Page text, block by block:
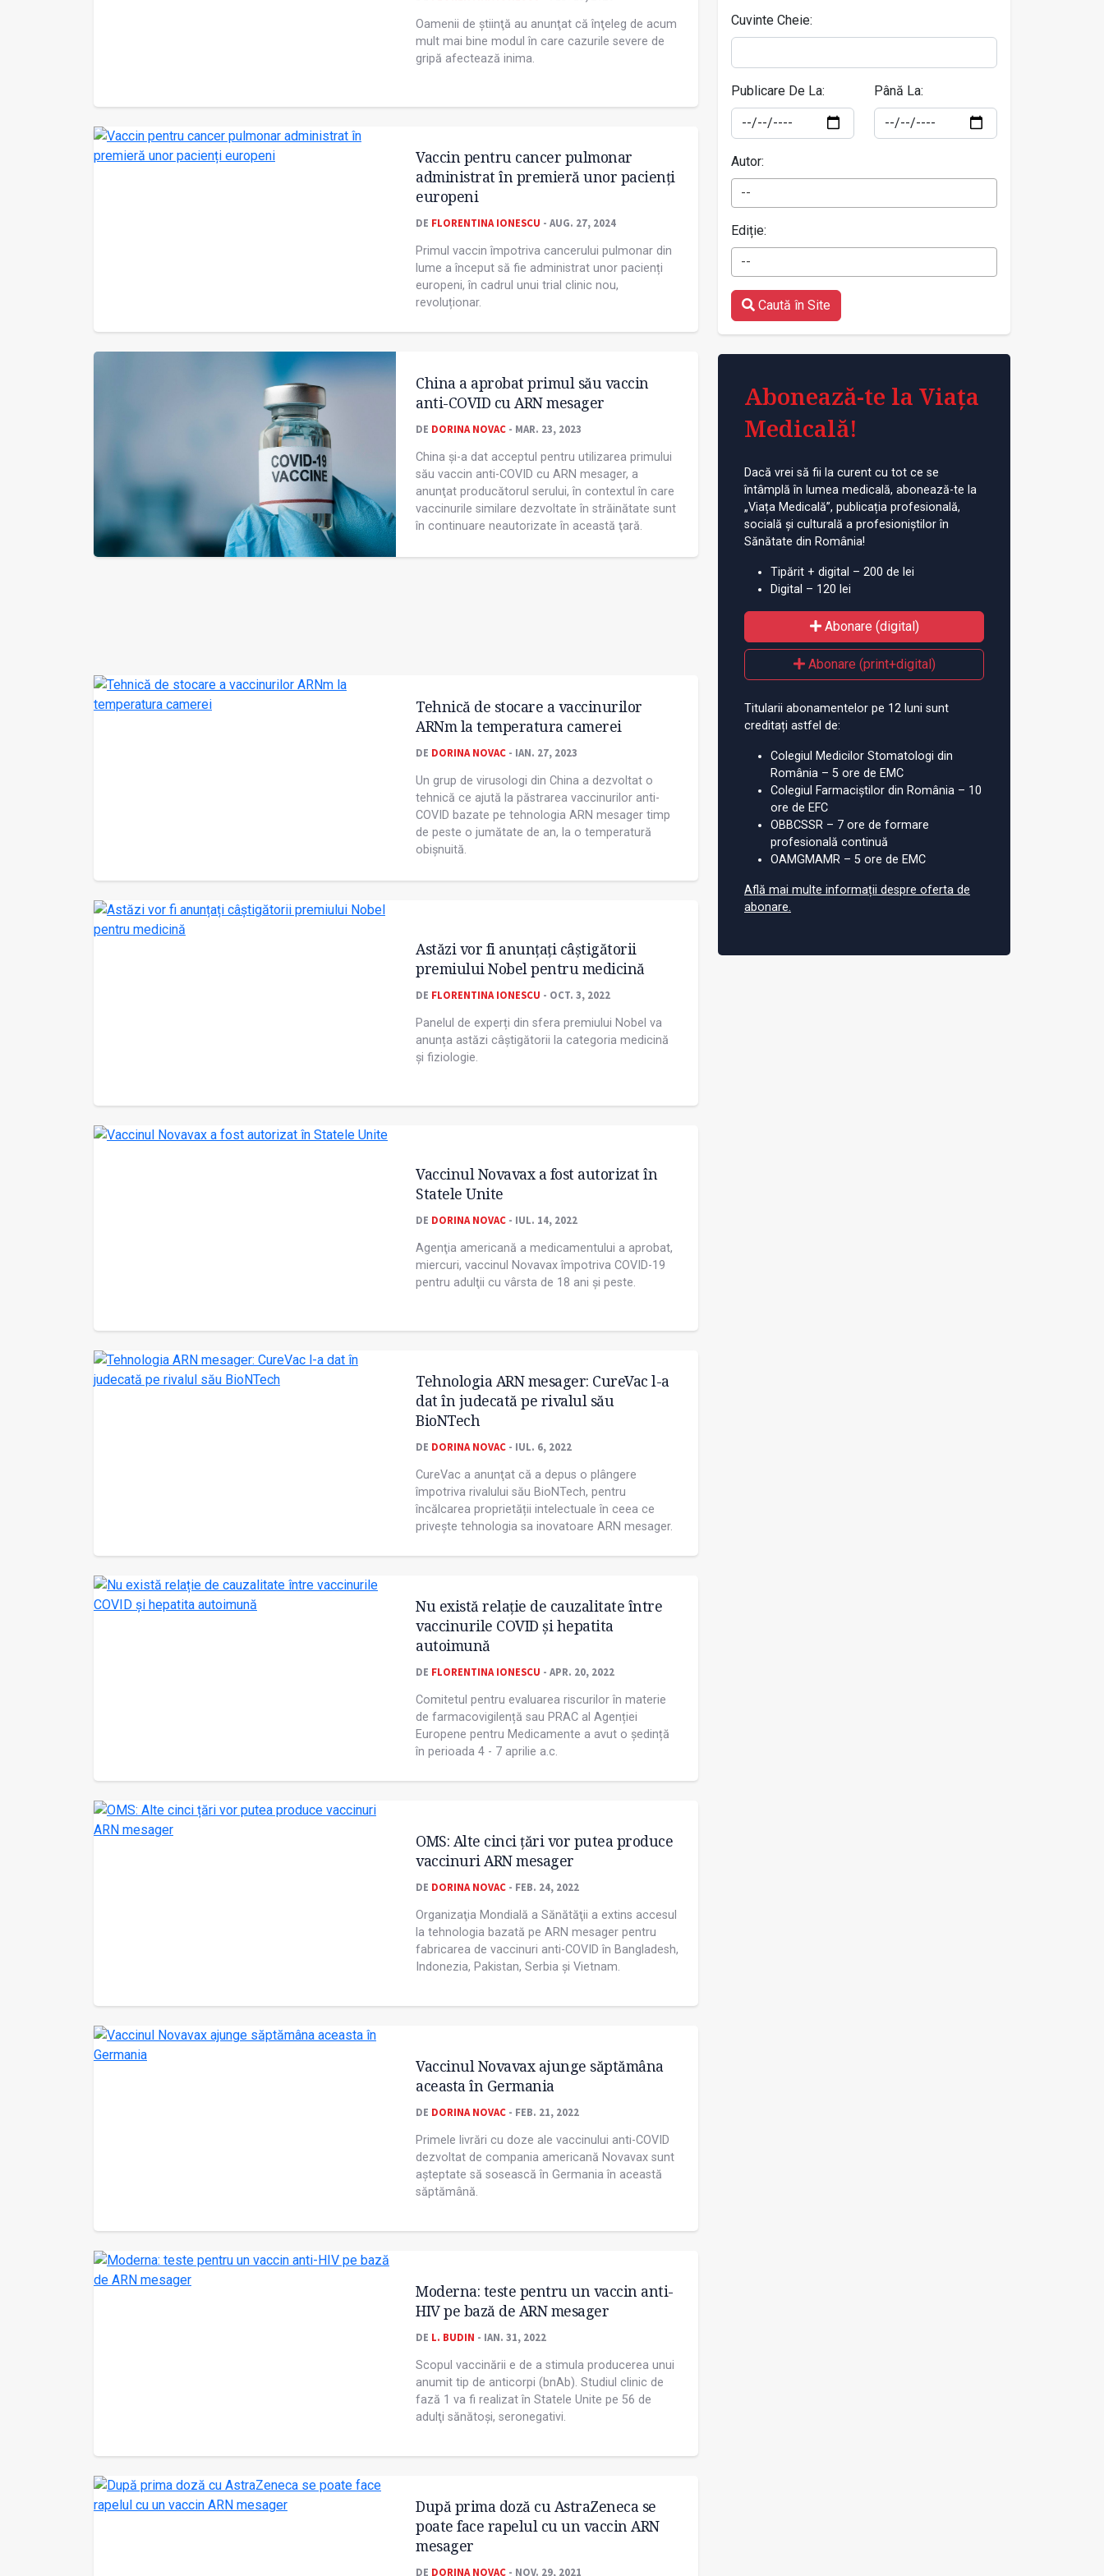
Oamenii de ştiinţă au anunţat că înţeleg de acum
mult mai bine modul în care cazurile severe de
gripă afectează inima.
Vaccin pentru cancer pulmonar
administrat în premieră unor pacienți
europeni
DE FLORENTINA IONESCU - AUG. 27, 2024
Primul vaccin împotriva cancerului pulmonar din
lume a început să fie administrat unor pacienți
europeni, în cadrul unui trial clinic nou,
revoluționar.
China a aprobat primul său vaccin
anti-COVID cu ARN mesager
DE DORINA NOVAC - MAR. 23, 2023
China şi-a dat acceptul pentru utilizarea primului
său vaccin anti-COVID cu ARN mesager, a
anunţat producătorul serului, în contextul în care
vaccinurile similare dezvoltate în străinătate sunt
în continuare neautorizate în această ţară.
Tehnică de stocare a vaccinurilor
ARNm la temperatura camerei
DE DORINA NOVAC - IAN. 27, 2023
Un grup de virusologi din China a dezvoltat o
tehnică ce ajută la păstrarea vaccinurilor anti-
COVID bazate pe tehnologia ARN mesager timp
de peste o jumătate de an, la o temperatură
obişnuită.
Astăzi vor fi anunțați câștigătorii
premiului Nobel pentru medicină
DE FLORENTINA IONESCU - OCT. 3, 2022
Panelul de experți din sfera premiului Nobel va
anunța astăzi câștigătorii la categoria medicină
și fiziologie.
Vaccinul Novavax a fost autorizat în
Statele Unite
DE DORINA NOVAC - IUL. 14, 2022
Agenţia americană a medicamentului a aprobat,
miercuri, vaccinul Novavax împotriva COVID-19
pentru adulţii cu vârsta de 18 ani şi peste.
Tehnologia ARN mesager: CureVac l-a
dat în judecată pe rivalul său
BioNTech
DE DORINA NOVAC - IUL. 6, 2022
CureVac a anunţat că a depus o plângere
împotriva rivalului său BioNTech, pentru
încălcarea proprietății intelectuale în ceea ce
privește tehnologia sa inovatoare ARN mesager.
Nu există relație de cauzalitate între
vaccinurile COVID și hepatita
autoimună
DE FLORENTINA IONESCU - APR. 20, 2022
Comitetul pentru evaluarea riscurilor în materie
de farmacovigilență sau PRAC al Agenției
Europene pentru Medicamente a avut o ședință
în perioada 4 - 7 aprilie a.c.
OMS: Alte cinci țări vor putea produce
vaccinuri ARN mesager
DE DORINA NOVAC - FEB. 24, 2022
Organizaţia Mondială a Sănătăţii a extins accesul
la tehnologia bazată pe ARN mesager pentru
fabricarea de vaccinuri anti-COVID în Bangladesh,
Indonezia, Pakistan, Serbia şi Vietnam.
Vaccinul Novavax ajunge săptămâna
aceasta în Germania
DE DORINA NOVAC - FEB. 21, 2022
Primele livrări cu doze ale vaccinului anti-COVID
dezvoltat de compania americană Novavax sunt
aşteptate să sosească în Germania în această
săptămână.
Moderna: teste pentru un vaccin anti-
HIV pe bază de ARN mesager
DE L. BUDIN - IAN. 31, 2022
Scopul vaccinării e de a stimula producerea unui
anumit tip de anticorpi (bnAb). Studiul clinic de
fază 1 va fi realizat în Statele Unite pe 56 de
adulţi sănătoşi, seronegativi.
După prima doză cu AstraZeneca se
poate face rapelul cu un vaccin ARN
mesager
DE DORINA NOVAC - NOV. 29, 2021
Cuvinte Cheie:
Publicare De La: Până La:
Autor:
--
Ediție:
--
Caută în Site
Abonează-te la Viața
Medicală!
Dacă vrei să fii la curent cu tot ce se
întâmplă în lumea medicală, abonează-te la
„Viața Medicală”, publicația profesională,
socială și culturală a profesioniștilor în
Sănătate din România!
Tipărit + digital – 200 de lei
Digital – 120 lei
Abonare (digital)
Abonare (print+digital)
Titularii abonamentelor pe 12 luni sunt
creditați astfel de:
Colegiul Medicilor Stomatologi din
România – 5 ore de EMC
Colegiul Farmaciștilor din România – 10
ore de EFC
OBBCSSR – 7 ore de formare
profesională continuă
OAMGMAMR – 5 ore de EMC
Află mai multe informații despre oferta de
abonare.